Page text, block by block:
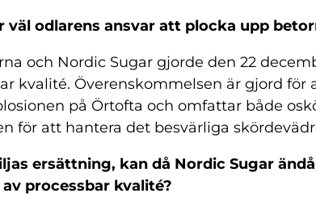
odlarens ansvar att plocka upp
och Nordic Sugar gjorde den 22
kvalité. Överenskommelsen är gjord för
på Örtofta och omfattar både
för att hantera det besvärliga
ersättning, kan då Nordic Sugar
processbar kvalité?